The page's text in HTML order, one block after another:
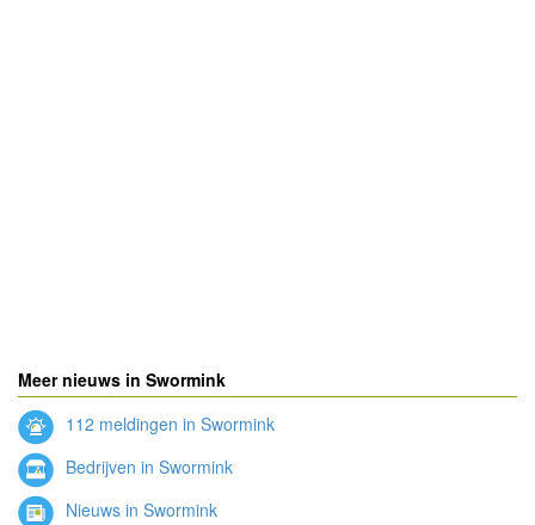
Meer nieuws in Swormink
112 meldingen in Swormink
Bedrijven in Swormink
Nieuws in Swormink